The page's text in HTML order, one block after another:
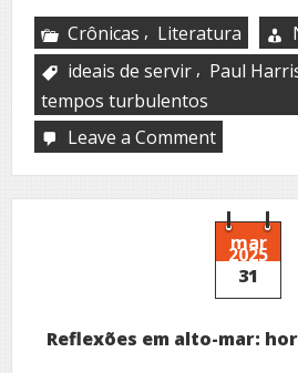
Crônicas , Literatura
ideais de servir , Paul
tempos turbulentos
Leave a Commenton
e
a
paz
mar
2025
31
Reflexões em alto-mar: